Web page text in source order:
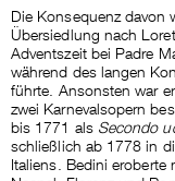
Die Konsequenz
Übersiedlung nach
Adventszeit bei Padre
während des langen
führte. Ansonsten war
zwei Karnevalsopern
bis 1771 alsSecondo
schließlich ab 1778 in
Italiens. Bedini